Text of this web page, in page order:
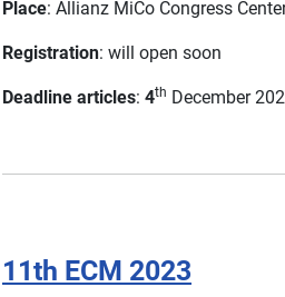
Place: Allianz MiCo Congress
Registration: will open soon
Deadline articles: 4th December
11th ECM 2023